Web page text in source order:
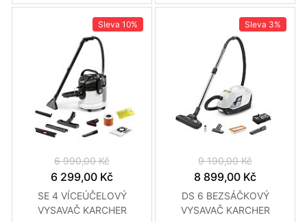
Sleva 10%
6 990,00 Kč
6 299,00 Kč
SE 4 VÍCEÚČELOVÝ
VYSAVAČ KARCHER
Sleva 3%
9 190,00 Kč
8 899,00 Kč
DS 6 BEZSÁČKOVÝ
VYSAVAČ KARCHER